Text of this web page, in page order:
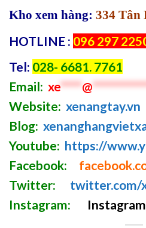
Kho xem hàng: 334 Tân
HOTLINE : 096 297
Tel: 028- 6681. 7761
Email: xe****@
Website: xenangtay.vn
Blog:
Youtube: https://
Facebook:
Twitter:
twitter.com/
Instagram: